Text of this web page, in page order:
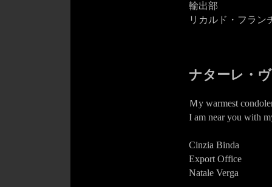
輸出部
リカルド・フラン
ナターレ・
Ｍy warmest
I am near you with
Cinzia Binda
Export Office
Natale Verga